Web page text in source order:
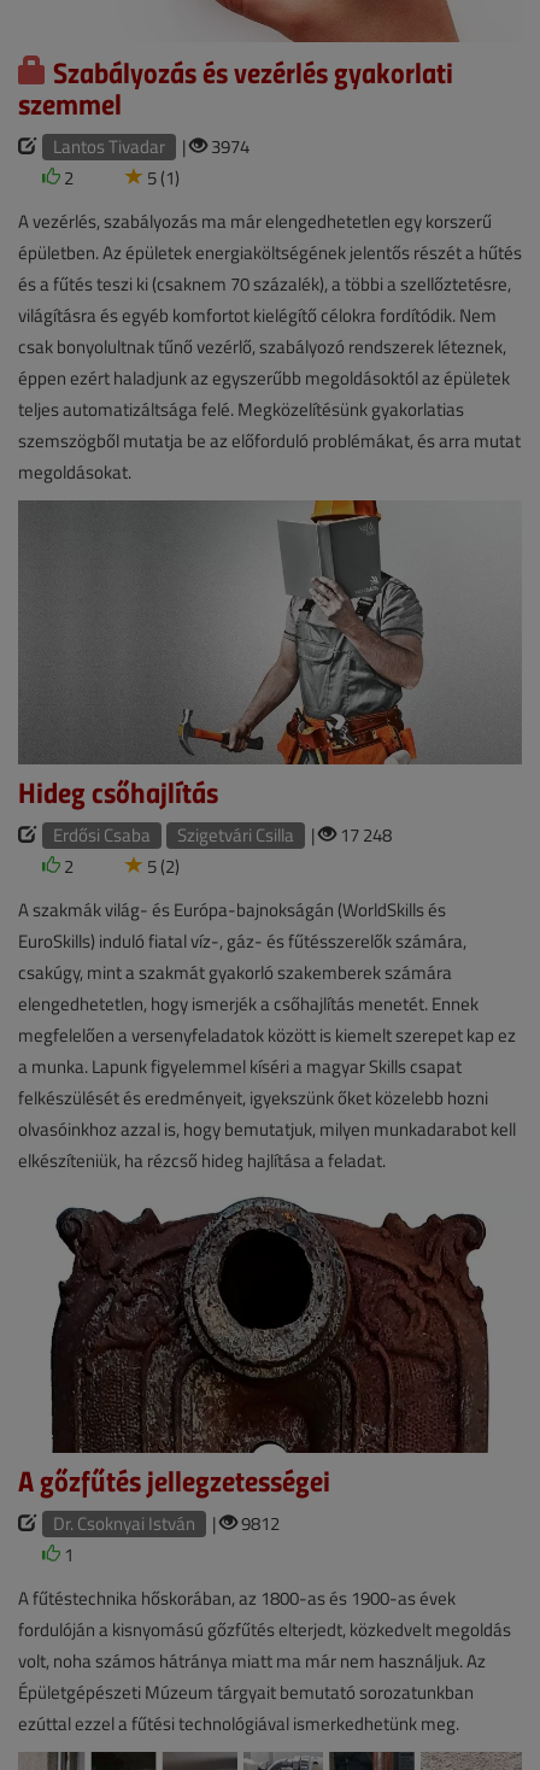
Szabályozás és vezérlés gyakorlati
szemmel
Lantos Tivadar |
3974
2
5 (1)
A vezérlés, szabályozás ma már elengedhetetlen egy korszerű
épületben. Az épületek energiaköltségének jelentős részét a hűtés
és a fűtés teszi ki (csaknem 70 százalék), a többi a szellőztetésre,
világításra és egyéb komfortot kielégítő célokra fordítódik. Nem
csak bonyolultnak tűnő vezérlő, szabályozó rendszerek léteznek,
éppen ezért haladjunk az egyszerűbb megoldásoktól az épületek
teljes automatizáltsága felé. Megközelítésünk gyakorlatias
szemszögből mutatja be az előforduló problémákat, és arra mutat
megoldásokat.
Hideg csőhajlítás
Erdősi Csaba Szigetvári Csilla |
17 248
2
5 (2)
A szakmák világ- és Európa-bajnokságán (WorldSkills és
EuroSkills) induló fiatal víz-, gáz- és fűtésszerelők számára,
csakúgy, mint a szakmát gyakorló szakemberek számára
elengedhetetlen, hogy ismerjék a csőhajlítás menetét. Ennek
megfelelően a versenyfeladatok között is kiemelt szerepet kap ez
a munka. Lapunk figyelemmel kíséri a magyar Skills csapat
felkészülését és eredményeit, igyekszünk őket közelebb hozni
olvasóinkhoz azzal is, hogy bemutatjuk, milyen munkadarabot kell
elkészíteniük, ha rézcső hideg hajlítása a feladat.
A gőzfűtés jellegzetességei
Dr. Csoknyai István |
9812
1
A fűtéstechnika hőskorában, az 1800-as és 1900-as évek
fordulóján a kisnyomású gőzfűtés elterjedt, közkedvelt megoldás
volt, noha számos hátránya miatt ma már nem használjuk. Az
Épületgépészeti Múzeum tárgyait bemutató sorozatunkban
ezúttal ezzel a fűtési technológiával ismerkedhetünk meg.